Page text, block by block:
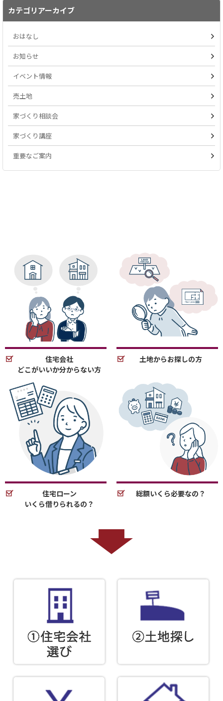
カテゴリアーカイブ
おはなし
お知らせ
イベント情報
売土地
家づくり相談会
家づくり講座
重要なご案内
住宅会社
どこがいいか分からない方
土地からお探しの方
住宅ローン
いくら借りられるの？
総額いくら必要なの？